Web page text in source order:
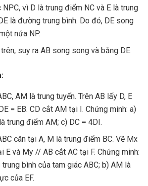
NPC, vì D là trung điểm NC và E là trung
là đường trung bình. Do đó, DE song
nửa NP.
suy ra AB song song và bằng DE.
AM là trung tuyến. Trên AB lấy D, E
= EB. CD cắt AM tại I. Chứng minh: a)
trung điểm AM; c) DC = 4DI.
cân tại A, M là trung điểm BC. Vẽ Mx
E và My // AB cắt AC tại F. Chứng minh:
bình của tam giác ABC; b) AM là
của EF.